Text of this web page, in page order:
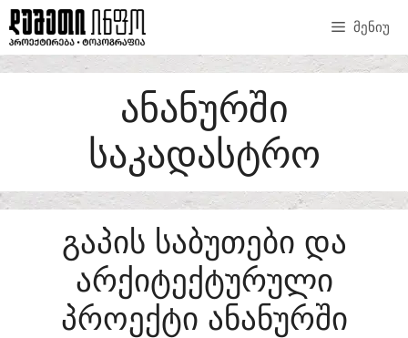
SKIP
TO
CONTENT
ᲛᲔᲜᲘᲣ
ᲐᲜᲐᲜᲣᲠᲨᲘ
ᲡᲐᲙᲐᲓᲐᲡᲢᲠᲝ
ᲒᲐᲞᲘᲡ ᲡᲐᲑᲣᲗᲔᲑᲘ ᲓᲐ
ᲐᲠᲥᲘᲢᲔᲥᲢᲣᲠᲣᲚᲘ
ᲞᲠᲝᲔᲥᲢᲘ ᲐᲜᲐᲜᲣᲠᲨᲘ